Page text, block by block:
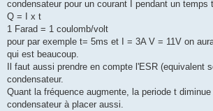
condensateur pour un courant I pendant un temps t
Q = I x t
1 Farad = 1 coulomb/volt
pour par exemple t= 5ms et I = 3A V = 11V on
qui est beaucoup.
Il faut aussi prendre en compte l'ESR (equivalent
condensateur.
Quant la fréquence augmente, la periode t
condensateur à placer aussi.